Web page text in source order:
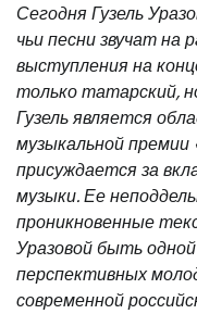
Сегодня Гузель
чьи песни звучат на
выступления на
только татарский,
Гузель является
музыкальной
присуждается за
музыки. Ее
проникновенные
Уразовой быть
перспективных
современной